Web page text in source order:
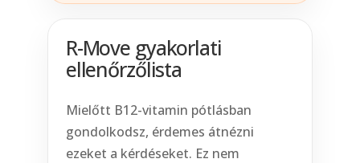
R-Move gyakorlati
ellenőrzőlista
Mielőtt B12-vitamin pótlásban
gondolkodsz, érdemes átnézni
ezeket a kérdéseket. Ez nem